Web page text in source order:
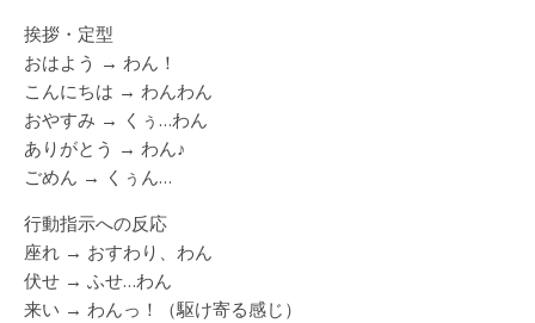
挨拶・定型
おはよう → わん！
こんにちは → わんわん
おやすみ → くぅ…わん
ありがとう → わん♪
ごめん → くぅん…
行動指示への反応
座れ → おすわり、わん
伏せ → ふせ…わん
来い → わんっ！（駆け寄る感じ）